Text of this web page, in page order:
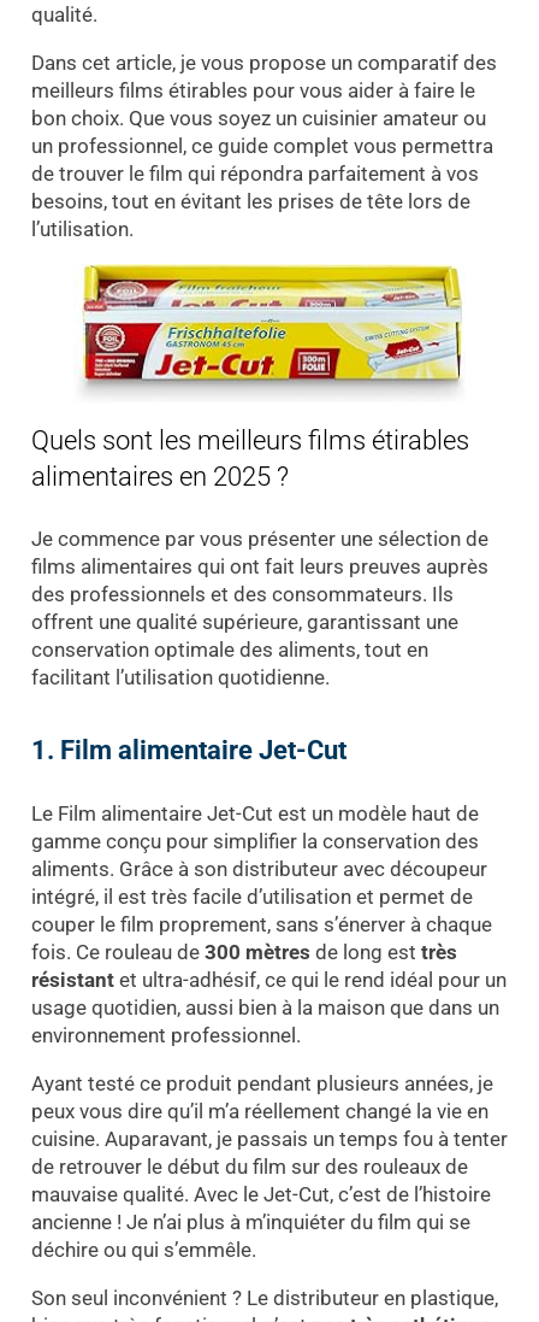
qualité.
Dans cet article, je vous propose un comparatif des
meilleurs films étirables pour vous aider à faire le
bon choix. Que vous soyez un cuisinier amateur ou
un professionnel, ce guide complet vous permettra
de trouver le film qui répondra parfaitement à vos
besoins, tout en évitant les prises de tête lors de
l’utilisation.
Quels sont les meilleurs films étirables
alimentaires en 2025 ?
Je commence par vous présenter une sélection de
films alimentaires qui ont fait leurs preuves auprès
des professionnels et des consommateurs. Ils
offrent une qualité supérieure, garantissant une
conservation optimale des aliments, tout en
facilitant l’utilisation quotidienne.
1. Film alimentaire Jet-Cut
Le Film alimentaire Jet-Cut est un modèle haut de
gamme conçu pour simplifier la conservation des
aliments. Grâce à son distributeur avec découpeur
intégré, il est très facile d’utilisation et permet de
couper le film proprement, sans s’énerver à chaque
fois. Ce rouleau de 300 mètres de long est très
résistantet ultra-adhésif, ce qui le rend idéal pour un
usage quotidien, aussi bien à la maison que dans un
environnement professionnel.
Ayant testé ce produit pendant plusieurs années, je
peux vous dire qu’il m’a réellement changé la vie en
cuisine. Auparavant, je passais un temps fou à tenter
de retrouver le début du film sur des rouleaux de
mauvaise qualité. Avec le Jet-Cut, c’est de l’histoire
ancienne ! Je n’ai plus à m’inquiéter du film qui se
déchire ou qui s’emmêle.
Son seul inconvénient ? Le distributeur en plastique,